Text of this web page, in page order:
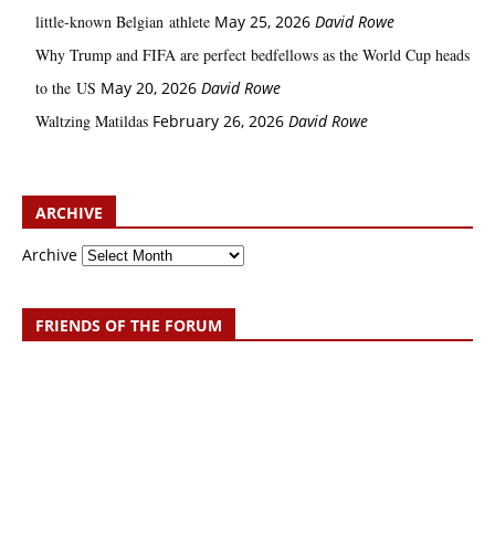
little‑known Belgian athlete May 25, 2026 David Rowe
Why Trump and FIFA are perfect bedfellows as the World Cup heads
to the US May 20, 2026 David Rowe
Waltzing Matildas February 26, 2026 David Rowe
ARCHIVE
Archive
FRIENDS OF THE FORUM